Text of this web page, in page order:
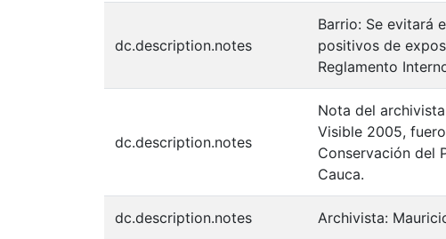
dc.description.notes
Barrio: Se evitará
positivos de
Reglamento
dc.description.notes
Nota del
Visible 2005,
Conservación del
Cauca.
dc.description.notes Archivista: